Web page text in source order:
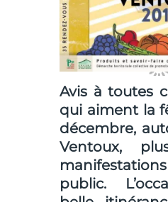
Avis à toutes
qui aiment la
décembre,
Ventoux,
public.